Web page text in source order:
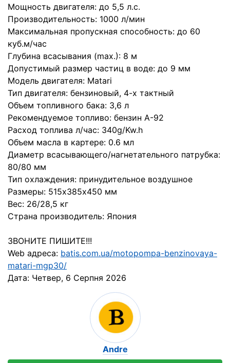
Мощность двигателя: до 5,5 л.с.
Производительность: 1000 л/мин
Максимальная пропускная способность: до 60
куб.м/час
Глубина всасывания (max.): 8 м
Допустимый размер частиц в воде: до 9 мм
Модель двигателя: Matari
Тип двигателя: бензиновый, 4-х тактный
Объем топливного бака: 3,6 л
Рекомендуемое топливо: бензин А-92
Расход топлива л/час: 340g/Kw.h
Объем масла в картере: 0.6 мл
Диаметр всасывающего/нагнетательного патрубка:
80/80 мм
Тип охлаждения: принудительное воздушное
Размеры: 515х385х450 мм
Вес: 26/28,5 кг
Страна производитель: Япония
ЗВОНИТЕ ПИШИТЕ!!!
Web адреса: batis.com.ua/motopompa-benzinovaya-
matari-mgp30/
Дата: Четвер, 6 Серпня 2026
Аndre